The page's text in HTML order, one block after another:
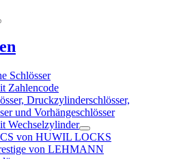
Schlösser
Zahlencode
Druckzylinderschlösser,
und Vorhängeschlösser
Wechselzylinder
von HUWIL LOCKS
von LEHMANN